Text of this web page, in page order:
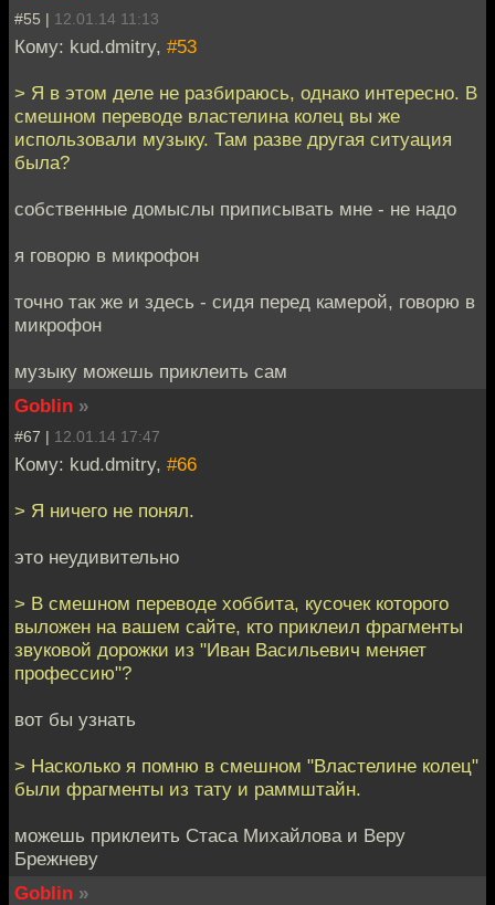
#55 | 12.01.14 11:13
Кому: kud.dmitry, #53
> Я в этом деле не разбираюсь, однако интересно. В
смешном переводе властелина колец вы же
использовали музыку. Там разве другая ситуация
была?
собственные домыслы приписывать мне - не надо
я говорю в микрофон
точно так же и здесь - сидя перед камерой, говорю в
микрофон
музыку можешь приклеить сам
Goblin »
#67 | 12.01.14 17:47
Кому: kud.dmitry, #66
> Я ничего не понял.
это неудивительно
> В смешном переводе хоббита, кусочек которого
выложен на вашем сайте, кто приклеил фрагменты
звуковой дорожки из "Иван Васильевич меняет
профессию"?
вот бы узнать
> Насколько я помню в смешном "Властелине колец"
были фрагменты из тату и раммштайн.
можешь приклеить Стаса Михайлова и Веру
Брежневу
Goblin »